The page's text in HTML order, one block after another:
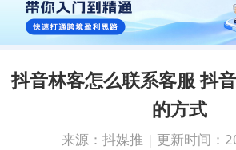
抖音林客怎么联系客服 抖
的方式
来源：抖媒推 | 更新时间：